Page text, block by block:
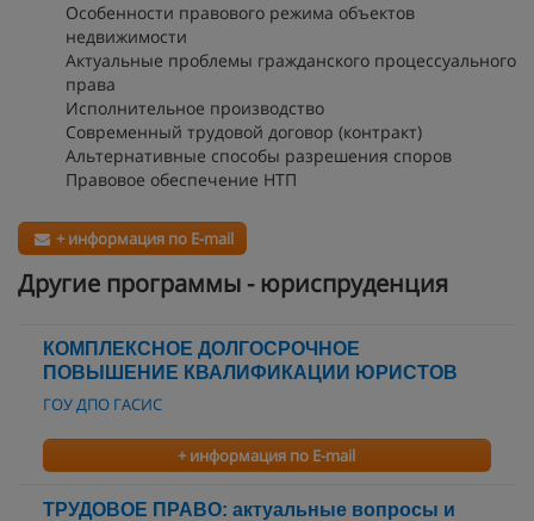
Особенности правового режима объектов
недвижимости
Актуальные проблемы гражданского процессуального
права
Исполнительное производство
Современный трудовой договор (контракт)
Альтернативные способы разрешения споров
Правовое обеспечение НТП
+ информация по E-mail
Другие программы - юриспруденция
КОМПЛЕКСНОЕ ДОЛГОСРОЧНОЕ
ПОВЫШЕНИЕ КВАЛИФИКАЦИИ ЮРИСТОВ
ГОУ ДПО ГАСИС
+ информация по E-mail
ТРУДОВОЕ ПРАВО: актуальные вопросы и